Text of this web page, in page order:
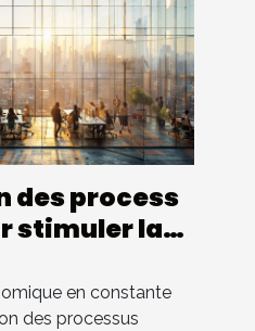
des process
stimuler la
en constante
des processus